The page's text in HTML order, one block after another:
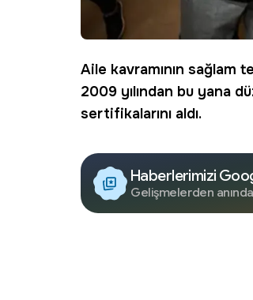
Aile kavramının sağlam
2009 yılından bu yana
sertifikalarını aldı.
Haberlerimizi
Gelişmelerden